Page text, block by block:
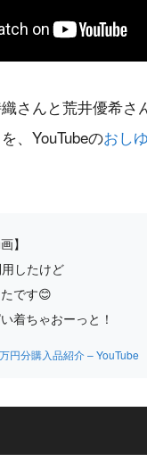
さんと荒井優希さ
、YouTubeのおし
】
したけど
です😊
着ちゃおーっと！
円分購入品紹介 – YouTube